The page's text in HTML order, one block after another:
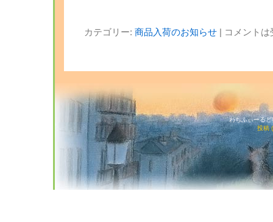
カテゴリー: 商品入荷のお知らせ| コメント
わちふぃーる
投稿